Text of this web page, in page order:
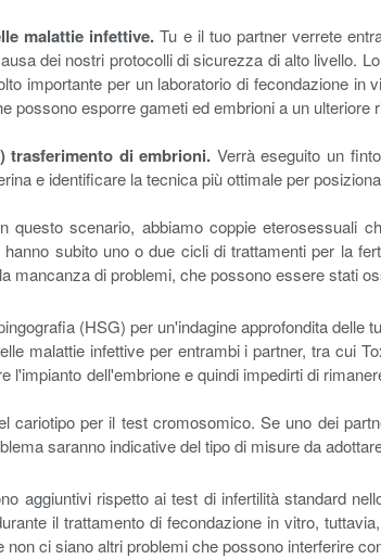
malattie infettive. Tu e il tuo partner verrete
dei nostri protocolli di sicurezza di alto livello.
importante per un laboratorio di fecondazione
possono esporre gameti ed embrioni a un ulteriore
trasferimento di embrioni. Verrà eseguito un
e identificare la tecnica più ottimale per
questo scenario, abbiamo coppie eterosessuali
hanno subito uno o due cicli di trattamenti per la
mancanza di problemi, che possono essere stati
(HSG) per un'indagine approfondita delle
malattie infettive per entrambi i partner, tra cui
l'impianto dell'embrione e quindi impedirti di
cariotipo per il test cromosomico. Se uno dei
saranno indicative del tipo di misure da
aggiuntivi rispetto ai test di infertilità standard
il trattamento di fecondazione in vitro,
non ci siano altri problemi che possono interferire